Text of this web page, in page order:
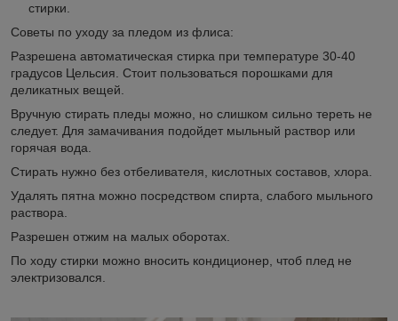
стирки.
Советы по уходу за пледом из флиса:
Разрешена автоматическая стирка при температуре 30-40
градусов Цельсия. Стоит пользоваться порошками для
деликатных вещей.
Вручную стирать пледы можно, но слишком сильно тереть не
следует. Для замачивания подойдет мыльный раствор или
горячая вода.
Стирать нужно без отбеливателя, кислотных составов, хлора.
Удалять пятна можно посредством спирта, слабого мыльного
раствора.
Разрешен отжим на малых оборотах.
По ходу стирки можно вносить кондиционер, чтоб плед не
электризовался.